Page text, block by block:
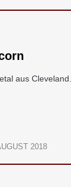
aus Cleveland.
2018